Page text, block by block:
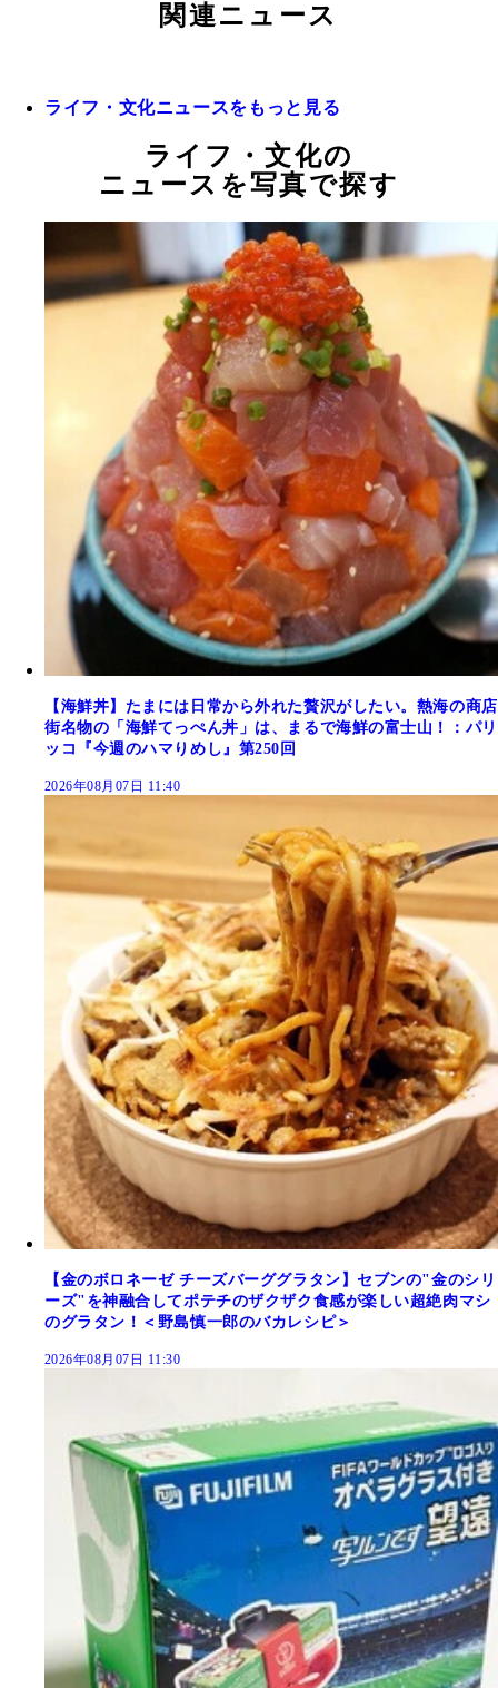
関連ニュース
ライフ・文化ニュースをもっと見る
ライフ・文化の
ニュースを写真で探す
【海鮮丼】たまには日常から外れた贅沢がしたい。熱海の商店
街名物の「海鮮てっぺん丼」は、まるで海鮮の富士山！：パリ
ッコ『今週のハマりめし』第250回
2026年08月07日 11:40
【金のボロネーゼ チーズバーググラタン】セブンの"金のシリ
ーズ"を神融合してポテチのザクザク食感が楽しい超絶肉マシ
のグラタン！＜野島慎一郎のバカレシピ＞
2026年08月07日 11:30